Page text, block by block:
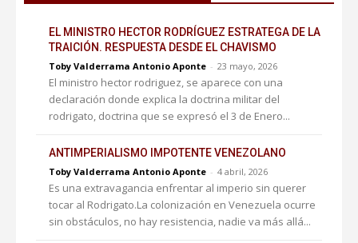
EL MINISTRO HECTOR RODRÍGUEZ ESTRATEGA DE LA
TRAICIÓN. RESPUESTA DESDE EL CHAVISMO
Toby Valderrama Antonio Aponte - 23 mayo, 2026
El ministro hector rodriguez, se aparece con una
declaración donde explica la doctrina militar del
rodrigato, doctrina que se expresó el 3 de Enero...
ANTIMPERIALISMO IMPOTENTE VENEZOLANO
Toby Valderrama Antonio Aponte - 4 abril, 2026
Es una extravagancia enfrentar al imperio sin querer
tocar al Rodrigato.La colonización en Venezuela ocurre
sin obstáculos, no hay resistencia, nadie va más allá...